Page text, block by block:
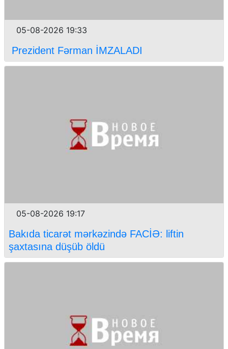
05-08-2026 19:33
Prezident Fərman İMZALADI
05-08-2026 19:17
Bakıda ticarət mərkəzində FACİƏ: liftin
şaxtasına düşüb öldü